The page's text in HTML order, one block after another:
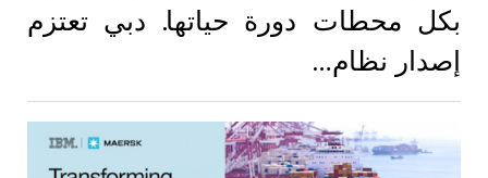
بكل محطات دورة حياتها. دبي تعتزم
إصدار نظام…